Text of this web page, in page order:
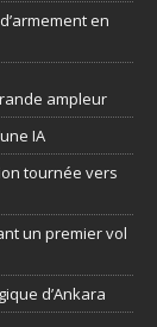
en
ampleur
IA
tournée vers
un premier vol
d’Ankara